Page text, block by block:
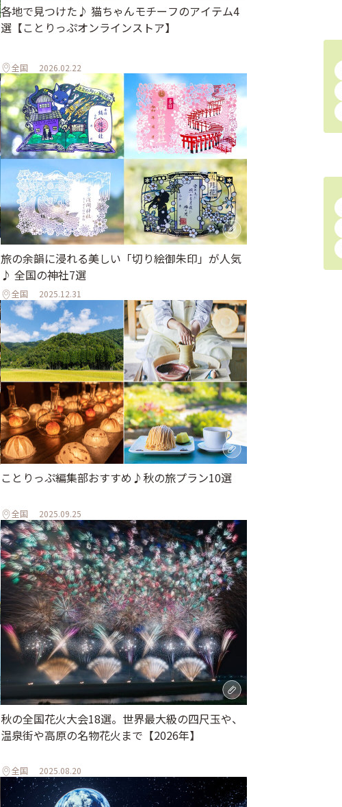
各地で見つけた♪ 猫ちゃんモチーフのアイテム4
選【ことりっぷオンラインストア】
全国 2026.02.22
旅の余韻に浸れる美しい「切り絵御朱印」が人気
♪ 全国の神社7選
全国 2025.12.31
ことりっぷ編集部おすすめ♪秋の旅プラン10選
全国 2025.09.25
秋の全国花火大会18選。世界最大級の四尺玉や、
温泉街や高原の名物花火まで【2026年】
全国 2025.08.20